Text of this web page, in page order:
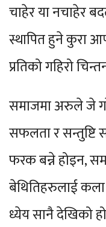
चाहेर या नचाहेर
स्थापित हुने कुरा
प्रतिको गहिरो
समाजमा अरुले जे
सफलता र सन्तुष्टि
फरक बन्ने होइन,
बेथितिहरुलाई कला
ध्येय सानै देखिको